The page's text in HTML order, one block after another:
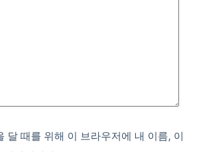
달 때를 위해 이 브라우저에 내 이름, 이